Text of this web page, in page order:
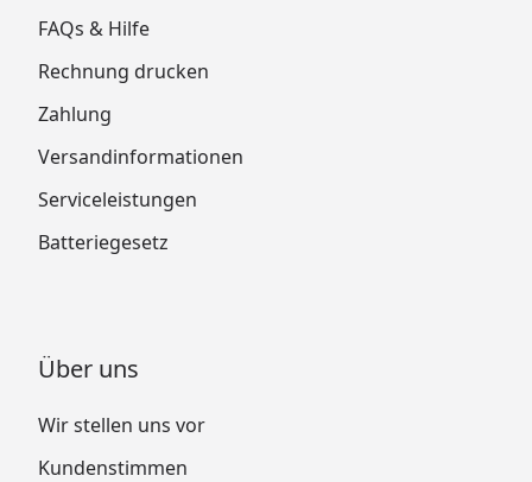
FAQs & Hilfe
Rechnung drucken
Zahlung
Versandinformationen
Serviceleistungen
Batteriegesetz
Über uns
Wir stellen uns vor
Kundenstimmen